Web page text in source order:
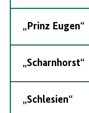
„Prinz Eugen“
„Scharnhorst“
„Schlesien“